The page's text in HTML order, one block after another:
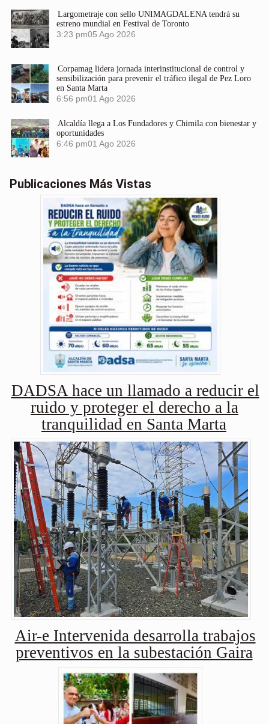
Largometraje con sello UNIMAGDALENA tendrá su
estreno mundial en Festival de Toronto
3:23 pm05 Ago 2026
Corpamag lidera jornada interinstitucional de control y
sensibilización para prevenir el tráfico ilegal de Pez Loro
en Santa Marta
6:56 pm01 Ago 2026
Alcaldía llega a Los Fundadores y Chimila con bienestar y
oportunidades
6:46 pm01 Ago 2026
Publicaciones Más Vistas
DADSA hace un llamado a reducir el
ruido y proteger el derecho a la
tranquilidad en Santa Marta
Air-e Intervenida desarrolla trabajos
preventivos en la subestación Gaira